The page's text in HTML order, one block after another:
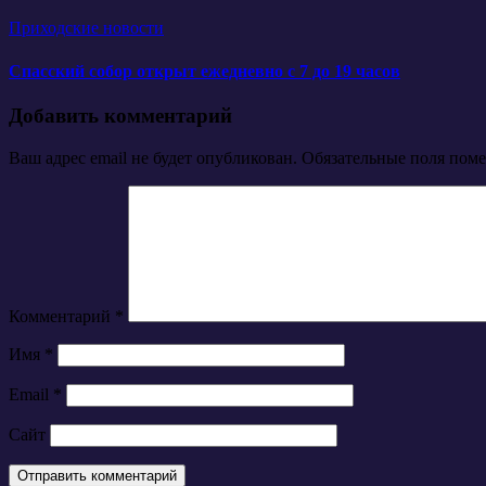
Приходские новости
Спасский собор открыт ежедневно с 7 до 19 часов
Добавить комментарий
Ваш адрес email не будет опубликован. Обязательные поля
Комментарий *
Имя *
Email *
Сайт